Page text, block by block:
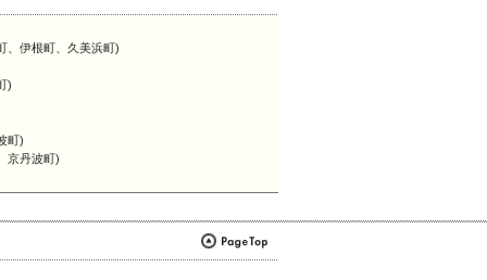
、伊根町、久美浜町)
)
町)
京丹波町)